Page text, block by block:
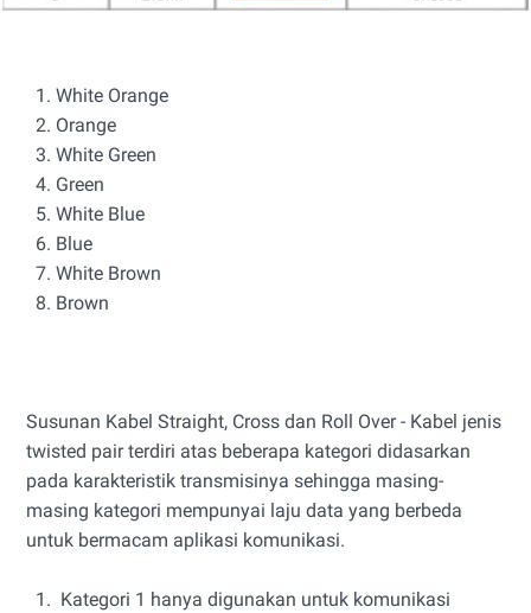
White Orange
Orange
White Green
Green
White Blue
Blue
White Brown
Brown
Susunan Kabel Straight, Cross dan Roll Over - Kabel jenis
twisted pair terdiri atas beberapa kategori didasarkan
pada karakteristik transmisinya sehingga masing-
masing kategori mempunyai laju data yang berbeda
untuk bermacam aplikasi komunikasi.
Kategori 1 hanya digunakan untuk komunikasi